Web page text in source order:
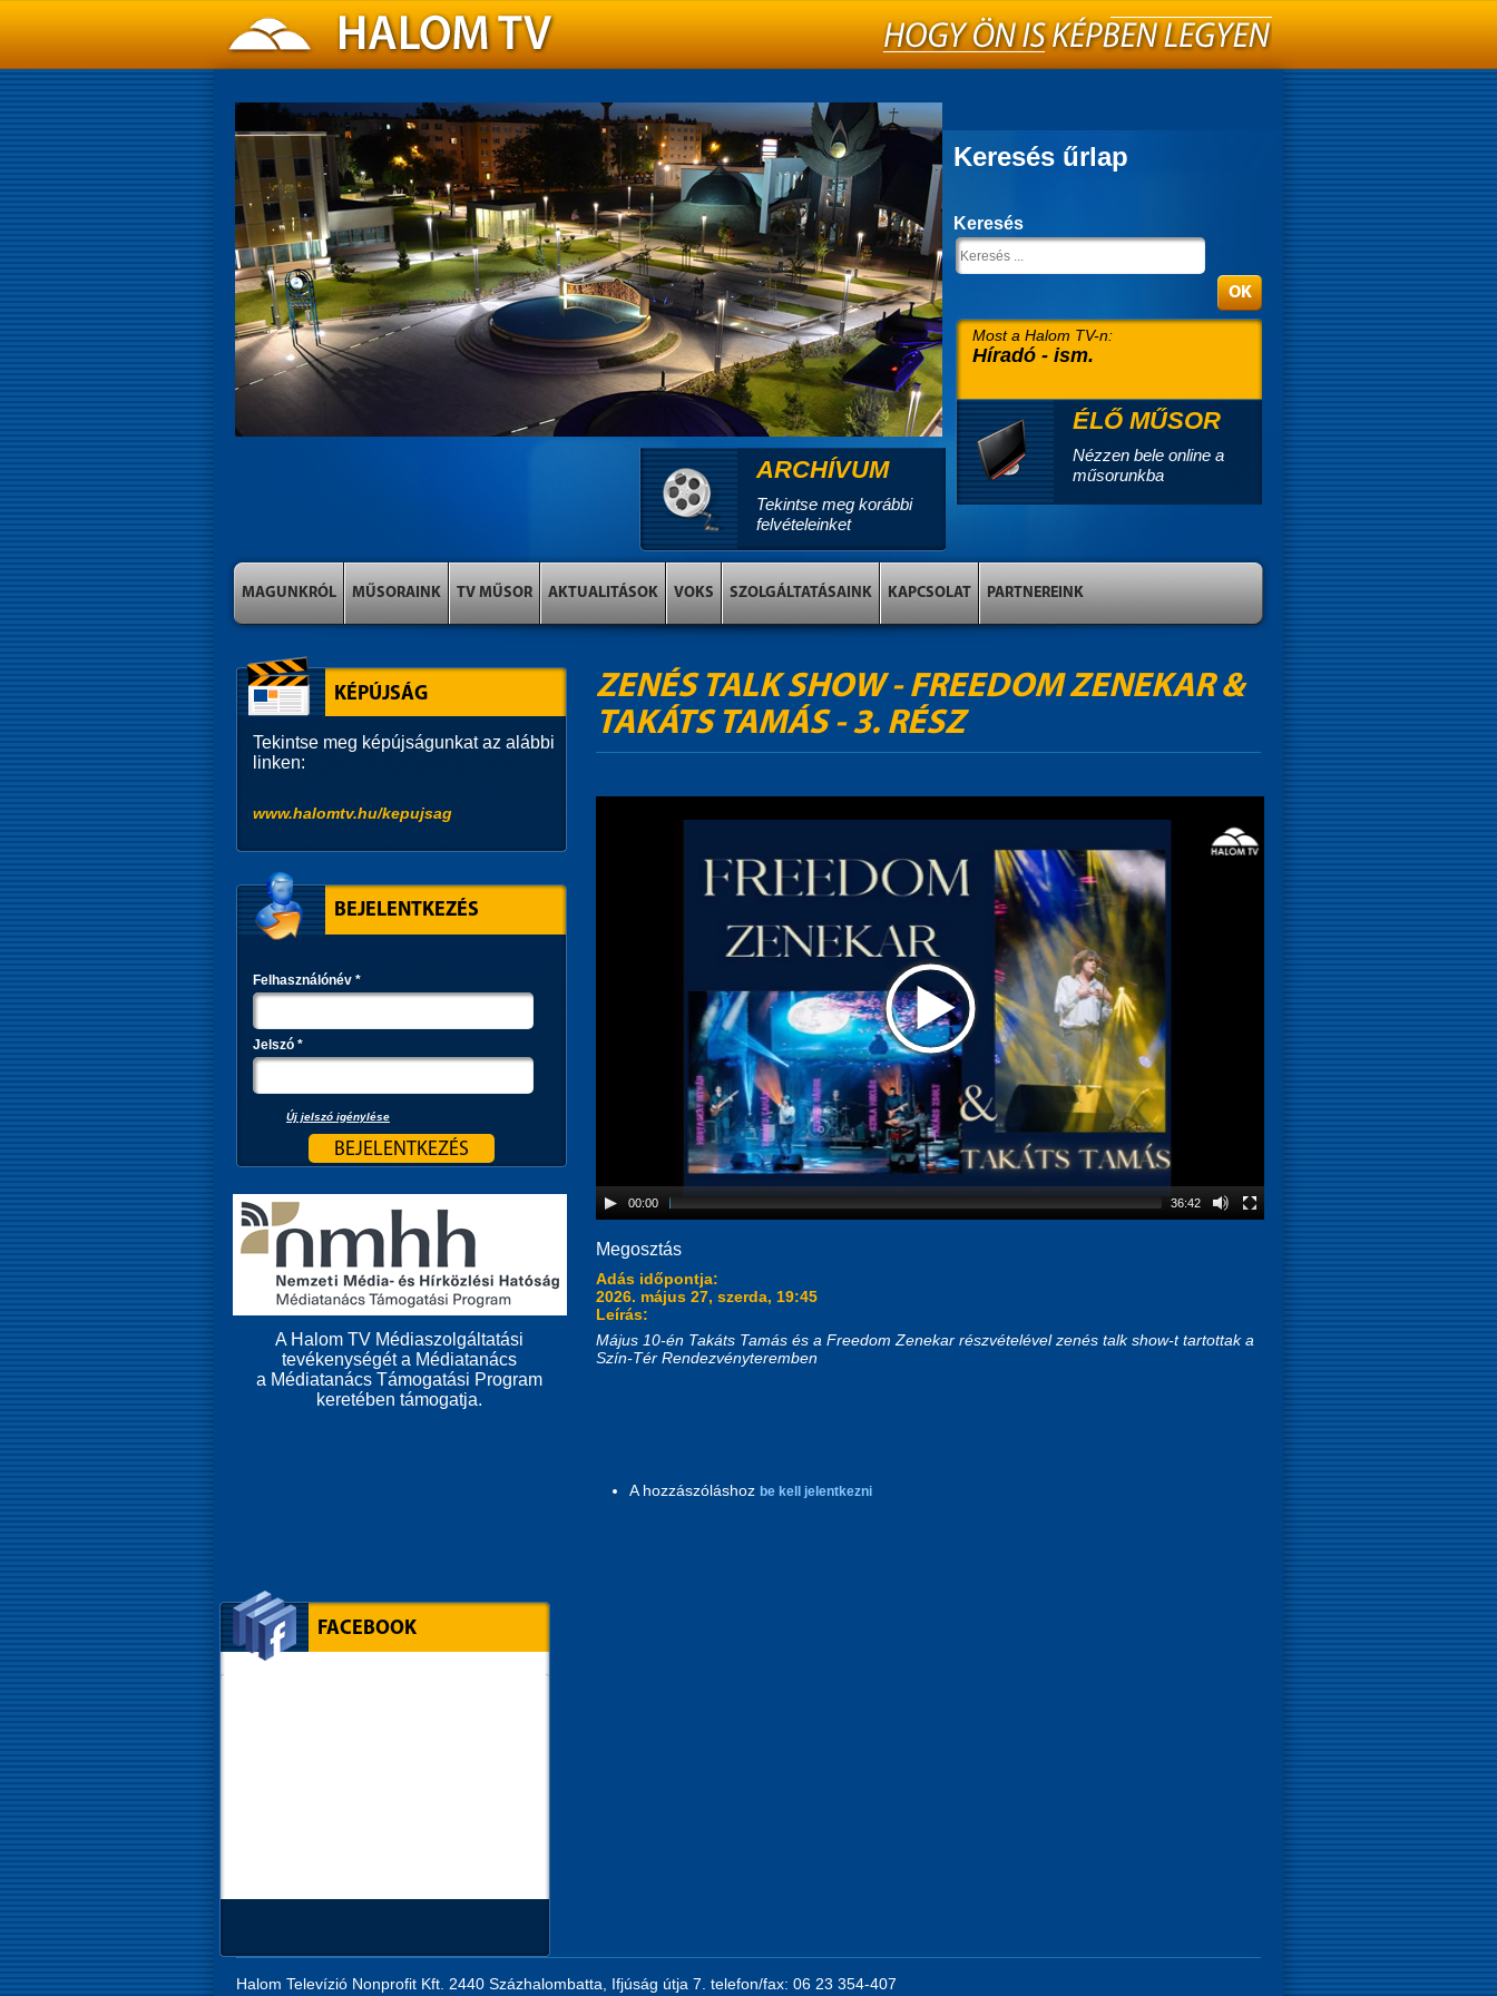
Keresés űrlap
Keresés
Most a Halom TV-n:
Híradó - ism.
ÉLŐ MŰSOR
Nézzen bele online a
műsorunkba
ARCHÍVUM
Tekintse meg korábbi
felvételeinket
MAGUNKRÓL MŰSORAINK TV MŰSOR AKTUALITÁSOK VOKS SZOLGÁLTATÁSAINK KAPCSOLAT PARTNEREINK
ZENÉS TALK SHOW - FREEDOM ZENEKAR &
TAKÁTS TAMÁS - 3. RÉSZ
00:00 36:42
Megosztás
Adás időpontja:
2026. május 27, szerda, 19:45
Leírás:
Május 10-én Takáts Tamás és a Freedom Zenekar részvételével zenés talk show-t tartottak a
Szín-Tér Rendezvényteremben
A hozzászóláshoz be kell jelentkezni
KÉPÚJSÁG
Tekintse meg képújságunkat az alábbi
linken:
www.halomtv.hu/kepujsag
BEJELENTKEZÉS
Felhasználónév *
Jelszó *
Új jelszó igénylése
A Halom TV Médiaszolgáltatási
tevékenységét a Médiatanács
a Médiatanács Támogatási Program
keretében támogatja.
FACEBOOK
Halom Televízió Nonprofit Kft. 2440 Százhalombatta, Ifjúság útja 7. telefon/fax: 06 23 354-407